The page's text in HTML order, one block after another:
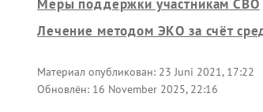
Меры поддержки участникам СВО
Лечение методом ЭКО за счёт
Материал опубликован: 23 Juni 2021, 17:22
Обновлён: 16 November 2025, 22:16